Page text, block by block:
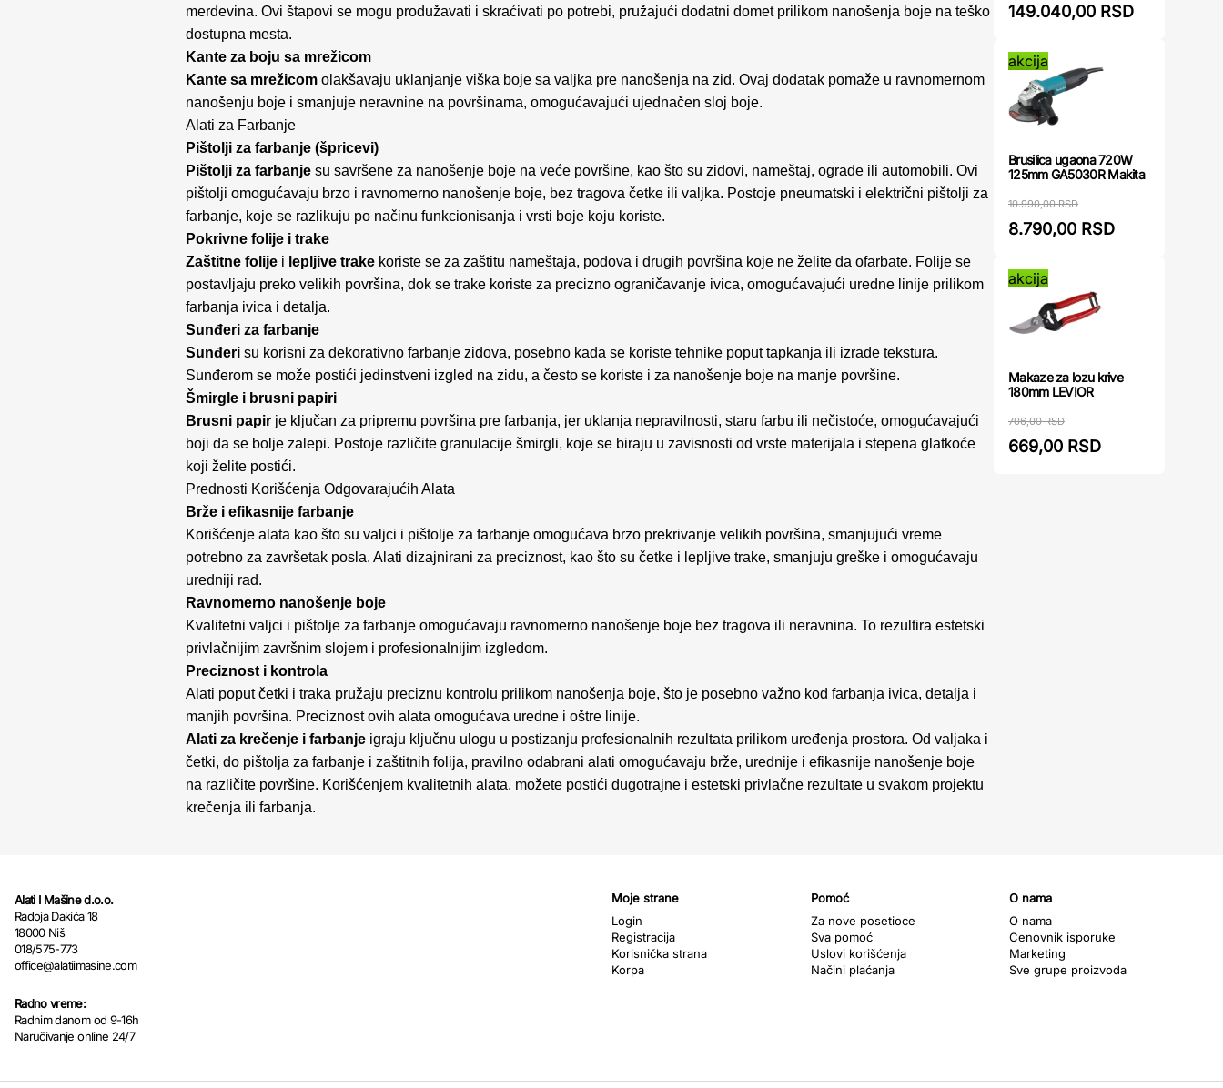
merdevina. Ovi štapovi se mogu produžavati i skraćivati po potrebi, pružajući dodatni domet prilikom nanošenja boje na teško
dostupna mesta.
Kante za boju sa mrežicom
Kante sa mrežicom olakšavaju uklanjanje viška boje sa valjka pre nanošenja na zid. Ovaj dodatak pomaže u ravnomernom
nanošenju boje i smanjuje neravnine na površinama, omogućavajući ujednačen sloj boje.
Alati za Farbanje
Pištolji za farbanje (špricevi)
Pištolji za farbanje su savršene za nanošenje boje na veće površine, kao što su zidovi, nameštaj, ograde ili automobili. Ovi
pištolji omogućavaju brzo i ravnomerno nanošenje boje, bez tragova četke ili valjka. Postoje pneumatski i električni pištolji za
farbanje, koje se razlikuju po načinu funkcionisanja i vrsti boje koju koriste.
Pokrivne folije i trake
Zaštitne folije i lepljive trake koriste se za zaštitu nameštaja, podova i drugih površina koje ne želite da ofarbate. Folije se
postavljaju preko velikih površina, dok se trake koriste za precizno ograničavanje ivica, omogućavajući uredne linije prilikom
farbanja ivica i detalja.
Sunđeri za farbanje
Sunđeri su korisni za dekorativno farbanje zidova, posebno kada se koriste tehnike poput tapkanja ili izrade tekstura.
Sunđerom se može postići jedinstveni izgled na zidu, a često se koriste i za nanošenje boje na manje površine.
Šmirgle i brusni papiri
Brusni papir je ključan za pripremu površina pre farbanja, jer uklanja nepravilnosti, staru farbu ili nečistoće, omogućavajući
boji da se bolje zalepi. Postoje različite granulacije šmirgli, koje se biraju u zavisnosti od vrste materijala i stepena glatkoće
koji želite postići.
Prednosti Korišćenja Odgovarajućih Alata
Brže i efikasnije farbanje
Korišćenje alata kao što su valjci i pištolje za farbanje omogućava brzo prekrivanje velikih površina, smanjujući vreme
potrebno za završetak posla. Alati dizajnirani za preciznost, kao što su četke i lepljive trake, smanjuju greške i omogućavaju
uredniji rad.
Ravnomerno nanošenje boje
Kvalitetni valjci i pištolje za farbanje omogućavaju ravnomerno nanošenje boje bez tragova ili neravnina. To rezultira estetski
privlačnijim završnim slojem i profesionalnijim izgledom.
Preciznost i kontrola
Alati poput četki i traka pružaju preciznu kontrolu prilikom nanošenja boje, što je posebno važno kod farbanja ivica, detalja i
manjih površina. Preciznost ovih alata omogućava uredne i oštre linije.
Alati za krečenje i farbanje igraju ključnu ulogu u postizanju profesionalnih rezultata prilikom uređenja prostora. Od valjaka i
četki, do pištolja za farbanje i zaštitnih folija, pravilno odabrani alati omogućavaju brže, urednije i efikasnije nanošenje boje
na različite površine. Korišćenjem kvalitetnih alata, možete postići dugotrajne i estetski privlačne rezultate u svakom projektu
krečenja ili farbanja.
149.040,00 RSD
akcija
Brusilica ugaona 720W
125mm GA5030R Makita
10.990,00 RSD
8.790,00 RSD
akcija
Makaze za lozu krive
180mm LEVIOR
706,00 RSD
669,00 RSD
Alati I Mašine d.o.o.
Radoja Dakića 18
18000 Niš
018/575-773
office@alatiimasine.com
Radno vreme:
Radnim danom od 9-16h
Naručivanje online 24/7
Moje strane
Login
Registracija
Korisnička strana
Korpa
Pomoć
Za nove posetioce
Sva pomoć
Uslovi korišćenja
Načini plaćanja
O nama
O nama
Cenovnik isporuke
Marketing
Sve grupe proizvoda